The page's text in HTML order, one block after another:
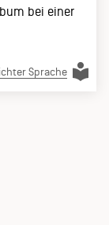
bei einer
Sprache